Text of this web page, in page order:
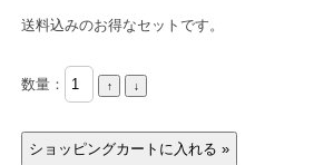
送料込みのお得なセットです。
数量：